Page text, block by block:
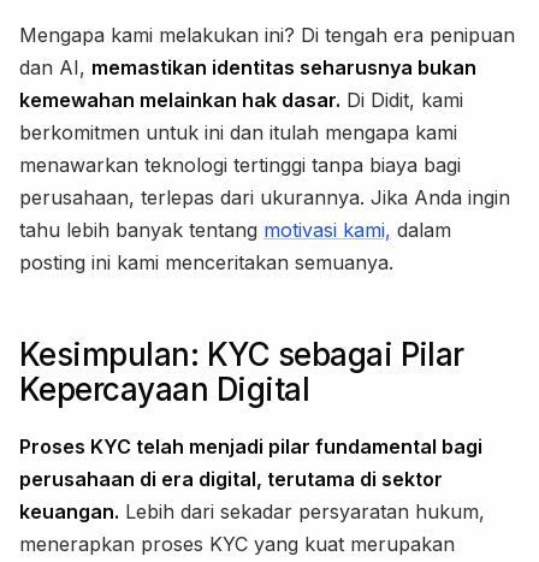
Mengapa kami melakukan ini? Di tengah era penipuan
dan AI, memastikan identitas seharusnya bukan
kemewahan melainkan hak dasar. Di Didit, kami
berkomitmen untuk ini dan itulah mengapa kami
menawarkan teknologi tertinggi tanpa biaya bagi
perusahaan, terlepas dari ukurannya. Jika Anda ingin
tahu lebih banyak tentang motivasi kami, dalam
posting ini kami menceritakan semuanya.
Kesimpulan: KYC sebagai Pilar
Kepercayaan Digital
Proses KYC telah menjadi pilar fundamental bagi
perusahaan di era digital, terutama di sektor
keuangan. Lebih dari sekadar persyaratan hukum,
menerapkan proses KYC yang kuat merupakan